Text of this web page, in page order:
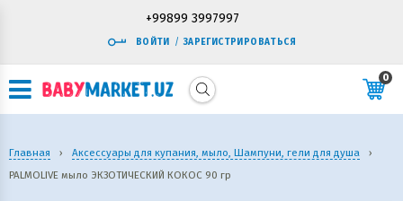
+99899 3997997
ВОЙТИ / ЗАРЕГИСТРИРОВАТЬСЯ
0
Главная › Аксессуары для купания, мыло, Шампуни, гели для душа
›
PALMOLIVE мыло ЭКЗОТИЧЕСКИЙ КОКОС 90 гр